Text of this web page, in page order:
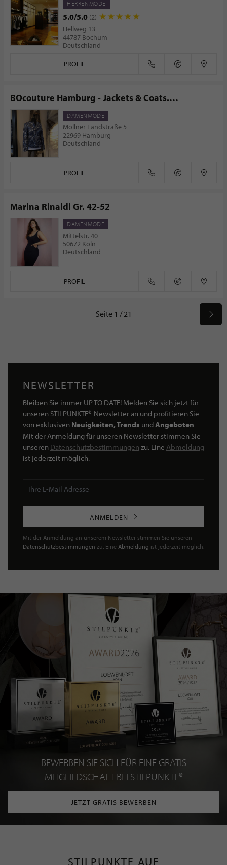
HERRENMODE
5.0/5.0 (2)
Hellweg 13
44787 Bochum
Deutschland
PROFIL
BOcouture Hamburg - Jackets & Coats.
Handcrafted Limited Editions
DAMENMODE
Möllner Landstraße 5
22969 Hamburg
Deutschland
PROFIL
Marina Rinaldi Gr. 42-52
DAMENMODE
Mittelstr. 40
50672 Köln
Deutschland
PROFIL
Seite 1 / 21
NEWSLETTER
Bleiben Sie immer UP TO DATE! Melden Sie sich jetzt für
unseren STILPUNKTE®-Newsletter an und profitieren Sie
von exklusiven Neuigkeiten, Trends undAngeboten
Mit der Anmeldung für unseren Newsletter stimmen Sie
unseren Datenschutzbestimmungen zu. Eine Abmeldung
ist jederzeit möglich.
ANMELDEN
Mit der Anmeldung an unserem Newsletter stimmen Sie unseren
Datenschutzbestimmungen zu. Eine Abmeldung ist jederzeit möglich.
BEWERBEN SIE SICH FÜR EINE GRATIS
MITGLIEDSCHAFT BEI STILPUNKTE®
JETZT GRATIS BEWERBEN
STILPUNKTE AUF